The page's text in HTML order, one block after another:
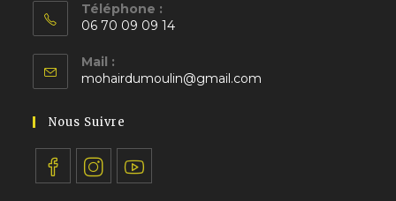
dans
un
nouvel
onglet
Téléphone :
06 70 09 09 14
dans
votre
Mail :
mohairdumoulin@gmail.com
Nous Suivre